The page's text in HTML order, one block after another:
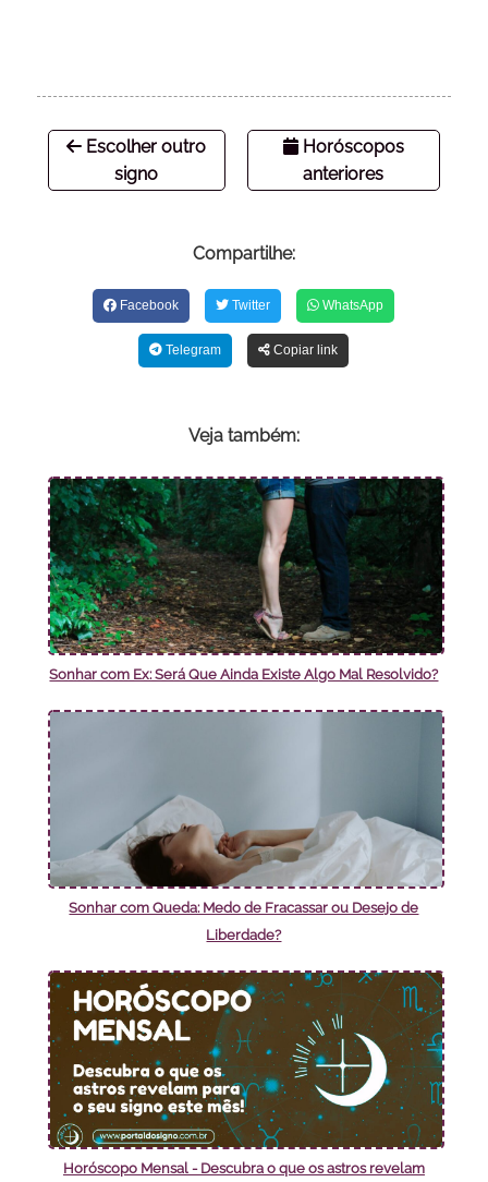
Escolher outro
signo
Horóscopos
anteriores
Compartilhe:
Facebook Twitter WhatsApp
Telegram Copiar link
Veja também:
Sonhar com Ex: Será Que Ainda Existe Algo Mal Resolvido?
Sonhar com Queda: Medo de Fracassar ou Desejo de
Liberdade?
Horóscopo Mensal - Descubra o que os astros revelam